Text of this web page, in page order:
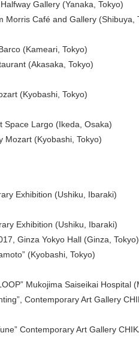
Gallery (Yanaka, Tokyo)
Morris Café and Gallery (Shibuya,
(Kameari, Tokyo)
(Akasaka, Tokyo)
(Kyobashi, Tokyo)
Space Largo (Ikeda, Osaka)
Mozart (Kyobashi, Tokyo)
Exhibition (Ushiku, Ibaraki)
Exhibition (Ushiku, Ibaraki)
Ginza Yokyo Hall (Ginza, Tokyo)
(Kyobashi, Tokyo)
Mukojima Saiseikai Hospital
Contemporary Art Gallery
Contemporary Art Gallery